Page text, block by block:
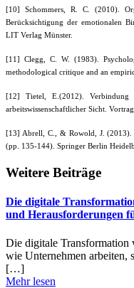
[10] Schommers, R. C. (2010).
Berücksichtigung der emotionalen
LIT Verlag Münster.
[11] Clegg, C. W. (1983).
methodological critique and an
[12] Tietel, E.(2012). Verbindung
arbeitswissenschaftlicher Sicht.
[13] Abrell, C., & Rowold, J. (2013).
(pp. 135-144). Springer Berlin
Weitere Beiträge
Die digitale
und Herausforderungen
Die digitale Transformation
wie Unternehmen arbeiten,
[…]
Mehr lesen